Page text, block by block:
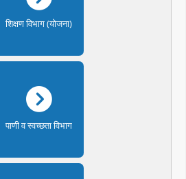
शिक्षण विभाग (योजना)
पाणी व स्वच्छता विभाग